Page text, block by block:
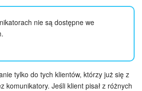
nie są dostępne we
tylko do tych klientów, którzy już się z
komunikatory. Jeśli klient pisał z różnych